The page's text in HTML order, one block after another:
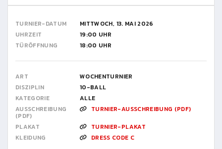
TURNIER-DATUM
MITTWOCH, 13. MAI 2026
UHRZEIT
19:00 UHR
TÜRÖFFNUNG
18:00 UHR
ART
WOCHENTURNIER
DISZIPLIN
10-BALL
KATEGORIE
ALLE
AUSSCHREIBUNG
(PDF)
TURNIER-AUSSCHREIBUNG (PDF)
PLAKAT
TURNIER-PLAKAT
KLEIDUNG
DRESS CODE C